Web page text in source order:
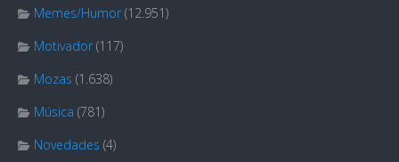
Memes/Humor (12.951)
Motivador (117)
Mozas (1.638)
Música (781)
Novedades (4)